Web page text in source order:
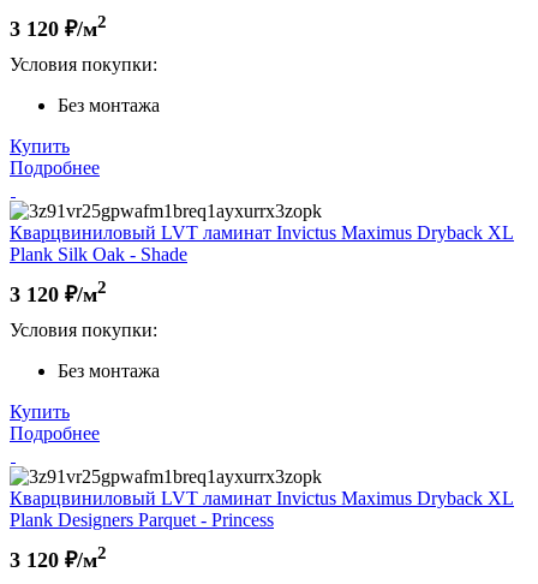
3 120 ₽/м2
Условия покупки:
Без монтажа
Купить
Подробнее
Кварцвиниловый LVT ламинат Invictus Maximus Dryback XL
Plank Silk Oak - Shade
3 120 ₽/м2
Условия покупки:
Без монтажа
Купить
Подробнее
Кварцвиниловый LVT ламинат Invictus Maximus Dryback XL
Plank Designers Parquet - Princess
3 120 ₽/м2